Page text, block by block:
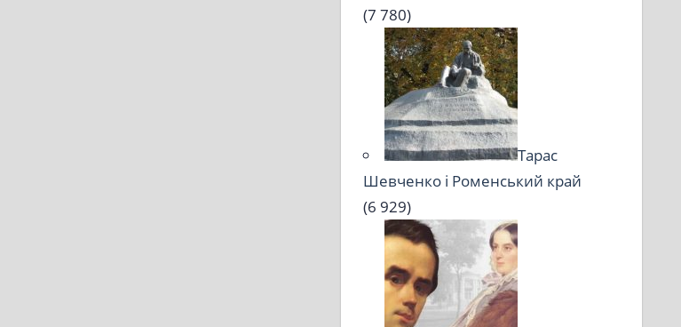
(7 780)
Тарас
Шевченко і Роменський край
(6 929)